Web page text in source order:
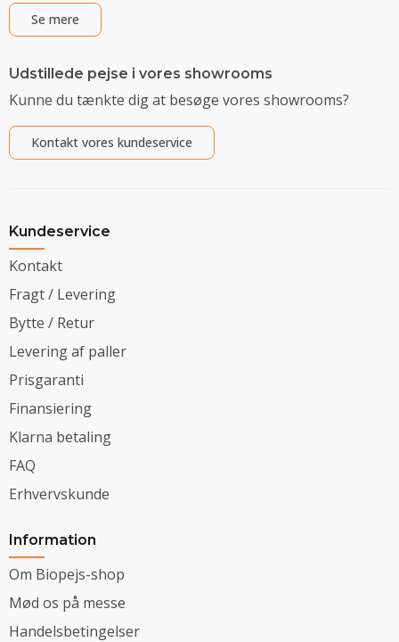
Se mere
Udstillede pejse i vores showrooms
Kunne du tænkte dig at besøge vores showrooms?
Kontakt vores kundeservice
Kundeservice
Kontakt
Fragt / Levering
Bytte / Retur
Levering af paller
Prisgaranti
Finansiering
Klarna betaling
FAQ
Erhvervskunde
Information
Om Biopejs-shop
Mød os på messe
Handelsbetingelser